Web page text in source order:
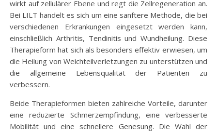
wirkt auf zellulärer Ebene und regt die Zellregeneration an.
Bei LILT handelt es sich um eine sanftere Methode, die bei
verschiedenen Erkrankungen eingesetzt werden kann,
einschließlich Arthritis, Tendinitis und Wundheilung. Diese
Therapieform hat sich als besonders effektiv erwiesen, um
die Heilung von Weichteilverletzungen zu unterstützen und
die allgemeine Lebensqualität der Patienten zu
verbessern.
Beide Therapieformen bieten zahlreiche Vorteile, darunter
eine reduzierte Schmerzempfindung, eine verbesserte
Mobilität und eine schnellere Genesung. Die Wahl der